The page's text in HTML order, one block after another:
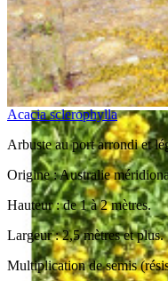
Acacia sclerophylla
Arbuste au port arrondi et
Origine : Australie
Hauteur : de 1 à 2 mètres.
Largeur : 2,5 mètres et plus.
Multiplication de semis